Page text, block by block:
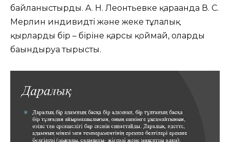
байланыстырды. А. Н. Леонтьевке қарағанда В. С.
Мерлин индивидті және жеке тұлғалық
қырларды бір – біріне қарсы қоймай, оларды
бағындыруға тырысты.